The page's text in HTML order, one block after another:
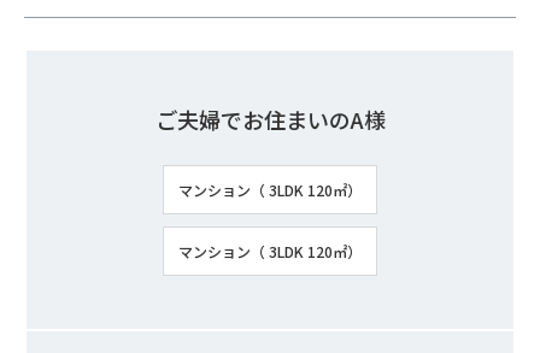
ご夫婦でお住まいのA様
マンション（ 3LDK 120㎡）
マンション（ 3LDK 120㎡）